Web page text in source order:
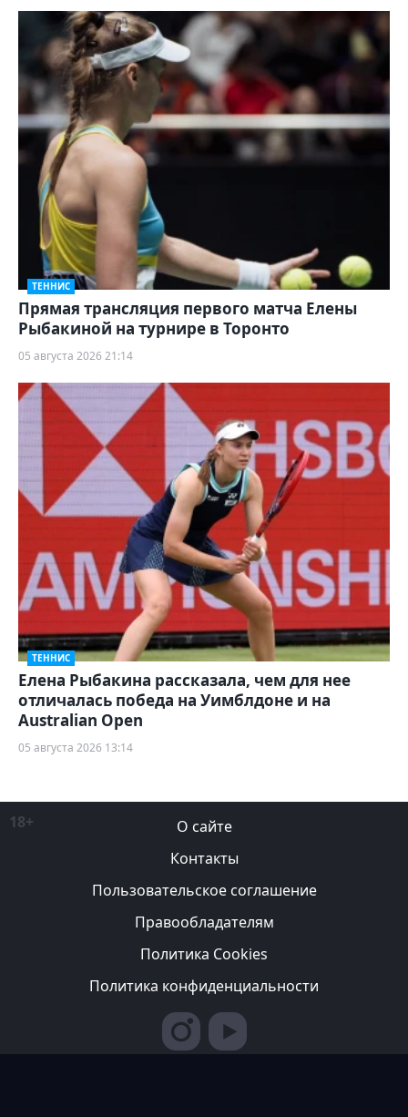
ТЕННИС
Прямая трансляция первого матча Елены
Рыбакиной на турнире в Торонто
05 августа 2026 21:14
ТЕННИС
Елена Рыбакина рассказала, чем для нее
отличалась победа на Уимблдоне и на
Australian Open
05 августа 2026 13:14
18+
О сайте
Контакты
Пользовательское соглашение
Правообладателям
Политика Cookies
Политика конфиденциальности